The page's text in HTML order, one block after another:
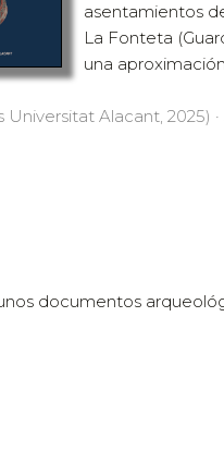
asentamientos
La Fonteta
una
Universitat Alacant, 2025)
documentos